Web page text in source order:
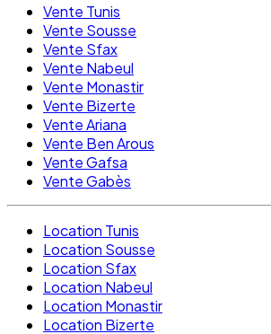
Vente Tunis
Vente Sousse
Vente Sfax
Vente Nabeul
Vente Monastir
Vente Bizerte
Vente Ariana
Vente Ben Arous
Vente Gafsa
Vente Gabès
Location Tunis
Location Sousse
Location Sfax
Location Nabeul
Location Monastir
Location Bizerte